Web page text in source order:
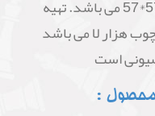
به ضخامت 2 سانتی متر به ابعاد 57*57 می باشد. تهیه
هزار لا می باشد
است
محصول :